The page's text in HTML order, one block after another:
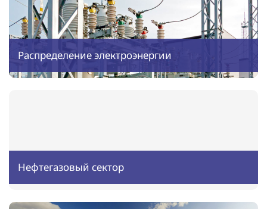
Распределение электроэнергии
Нефтегазовый сектор